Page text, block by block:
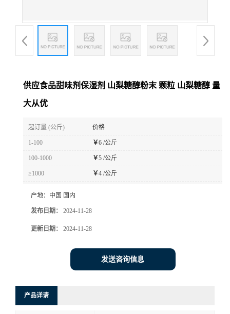
供应食品甜味剂保湿剂 山梨糖醇粉末 颗粒 山梨糖醇 量
大从优
起订量 (公斤) 价格
1-100 ￥6 /公斤
100-1000 ￥5 /公斤
≥1000 ￥4 /公斤
产地： 中国 国内
发布日期： 2024-11-28
更新日期： 2024-11-28
发送咨询信息
产品详请